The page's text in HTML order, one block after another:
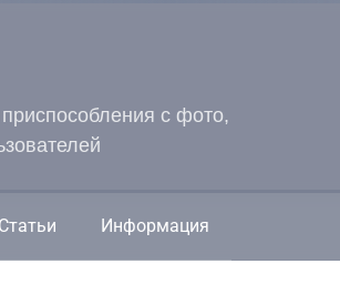
с фото,
Статьи Информация